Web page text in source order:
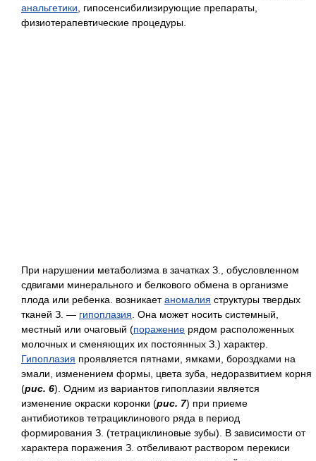
анальгетики, гипосенсибилизирующие препараты,
физиотерапевтические процедуры.
При нарушении метаболизма в зачатках З., обусловленном
сдвигами минерального и белкового обмена в организме
плода или ребенка. возникаетаномалия структуры твердых
тканей З. — гипоплазия. Она может носить системный,
местный или очаговый (поражение рядом расположенных
молочных и сменяющих их постоянных З.) характер.
Гипоплазия проявляется пятнами, ямками, бороздками на
эмали, изменением формы, цвета зуба, недоразвитием корня
(рис. 6). Одним из вариантов гипоплазии является
изменение окраски коронки (рис. 7) при приеме
антибиотиков тетрациклинового ряда в период
формирования З. (тетрациклиновые зубы). В зависимости от
характера поражения З. отбеливают раствором перекиси